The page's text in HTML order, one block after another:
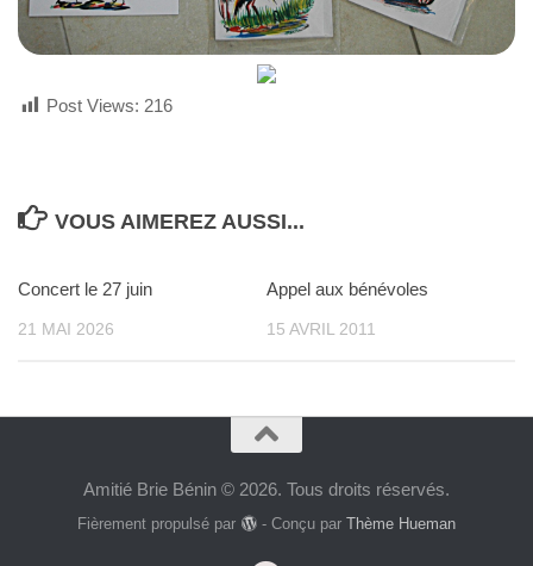
Post Views: 216
VOUS AIMEREZ AUSSI...
Concert le 27 juin
21 MAI 2026
Appel aux bénévoles
15 AVRIL 2011
Amitié Brie Bénin © 2026. Tous droits réservés.
Fièrement propulsé par - Conçu par Thème Hueman